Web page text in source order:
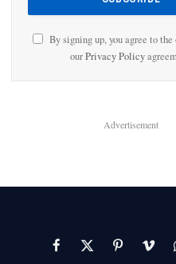
By signing up, you agree to the
ourPrivacy Policy
Advertisement
Facebook
X
Pinterest